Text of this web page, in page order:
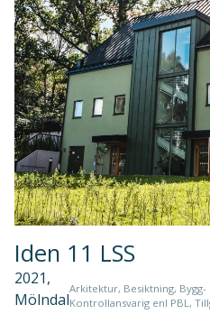
Iden 11 LSS
2021,
Mölndal
Arkitektur, Besiktning,
Kontrollansvarig enl PBL,